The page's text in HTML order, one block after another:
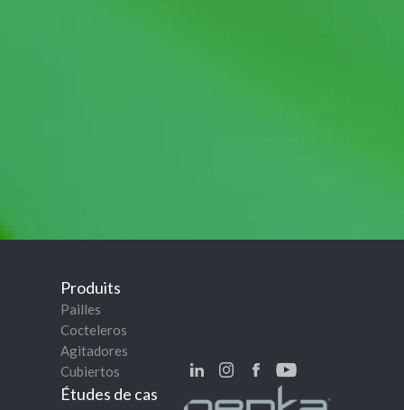
Produits
Pailles
Cocteleros
Agitadores
Cubiertos
Études de cas